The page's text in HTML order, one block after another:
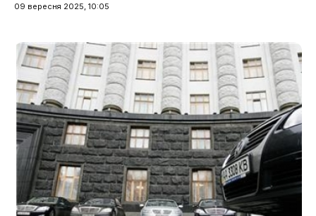
09 вересня 2025, 10:05